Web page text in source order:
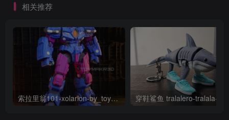
相关推荐
索拉里翁101-xolarion-by_toymakr3d